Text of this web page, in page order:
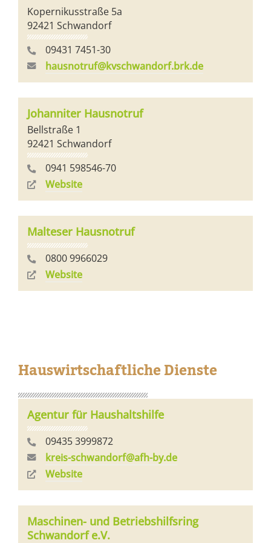
Kopernikusstraße 5a
92421 Schwandorf
09431 7451-30
hausnotruf@kvschwandorf.brk.de
Johanniter Hausnotruf
Bellstraße 1
92421 Schwandorf
0941 598546-70
Website
Malteser Hausnotruf
0800 9966029
Website
Hauswirtschaftliche Dienste
Agentur für Haushaltshilfe
09435 3999872
kreis-schwandorf@afh-by.de
Website
Maschinen- und Betriebshilfsring
Schwandorf e.V.